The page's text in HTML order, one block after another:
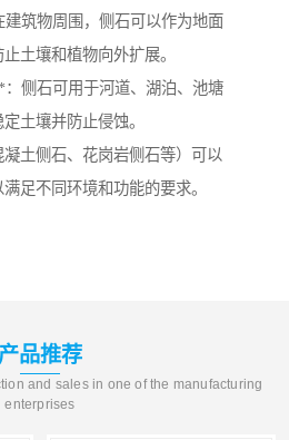
筑物周围，侧石可以作为地面
土壤和植物向外扩展。
侧石可用于河道、湖泊、池塘
土壤并防止侵蚀。
土侧石、花岗岩侧石等）可以
足不同环境和功能的要求。
产品推荐
and sales in one of the manufacturing
enterprises